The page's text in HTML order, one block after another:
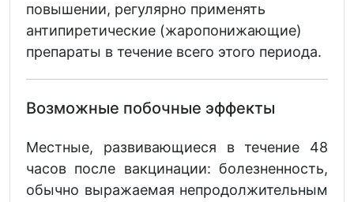
повышении, регулярно применять
антипиретические (жаропонижающие)
препараты в течение всего этого периода.
Возможные побочные эффекты
Местные, развивающиеся в течение 48
часов после вакцинации: болезненность,
обычно выражаемая непродолжительным